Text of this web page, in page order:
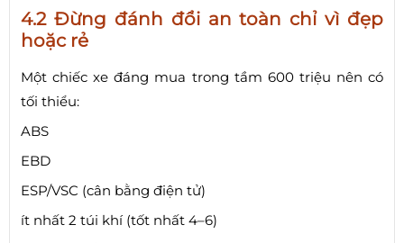
4.2 Đừng đánh đổi an toàn chỉ vì đẹp
hoặc rẻ
Một chiếc xe đáng mua trong tầm 600 triệu nên có
tối thiểu:
ABS
EBD
ESP/VSC (cân bằng điện tử)
ít nhất 2 túi khí (tốt nhất 4–6)